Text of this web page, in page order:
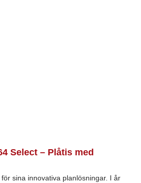
Select – Plåtis med
sina innovativa planlösningar. I år